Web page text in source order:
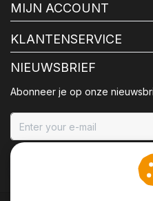
MIJN ACCOUNT
KLANTENSERVICE
NIEUWSBRIEF
Abonneer je op onze